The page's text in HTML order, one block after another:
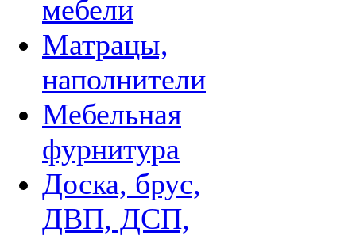
мебели
Матрацы,
наполнители
Мебельная
фурнитура
Доска, брус,
ДВП, ДСП,